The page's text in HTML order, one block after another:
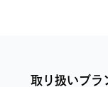
取り扱いブラ